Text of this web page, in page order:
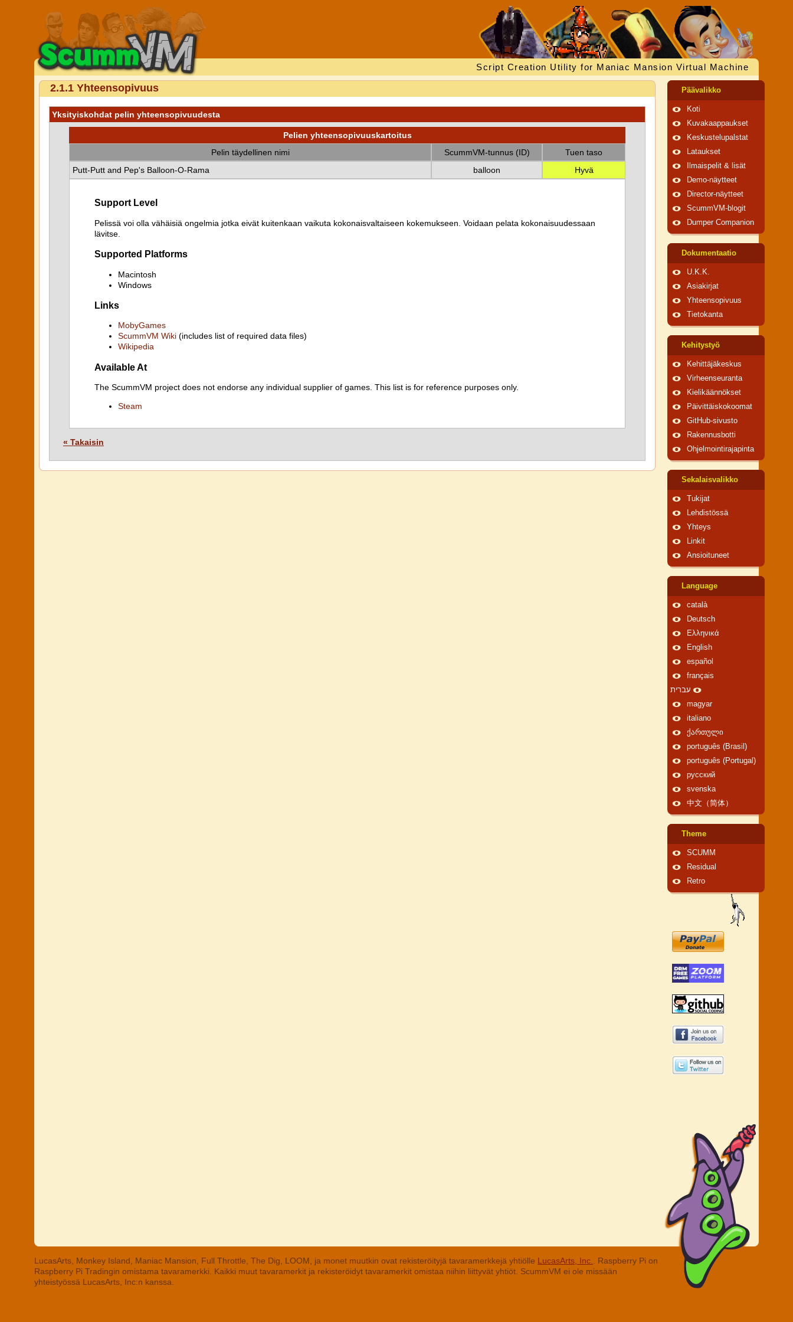
Script Creation Utility for Maniac Mansion Virtual Machine
2.1.1 Yhteensopivuus
Yksityiskohdat pelin yhteensopivuudesta
Pelien yhteensopivuuskartoitus
Pelin täydellinen nimi
ScummVM-tunnus (ID)
Tuen taso
Putt-Putt and Pep's Balloon-O-Rama
balloon Hyvä
Support Level
Pelissä voi olla vähäisiä ongelmia jotka eivät kuitenkaan vaikuta kokonaisvaltaiseen kokemukseen. Voidaan pelata kokonaisuudessaan
lävitse.
Supported Platforms
Macintosh
Windows
Links
MobyGames
ScummVM Wiki (includes list of required data files)
Wikipedia
Available At
The ScummVM project does not endorse any individual supplier of games. This list is for reference purposes only.
Steam
« Takaisin
Päävalikko
Koti
Kuvakaappaukset
Keskustelupalstat
Lataukset
Ilmaispelit & lisät
Demo-näytteet
Director-näytteet
ScummVM-blogit
Dumper Companion
Dokumentaatio
U.K.K.
Asiakirjat
Yhteensopivuus
Tietokanta
Kehitystyö
Kehittäjäkeskus
Virheenseuranta
Kielikäännökset
Päivittäiskokoomat
GitHub-sivusto
Rakennusbotti
Ohjelmointirajapinta
Sekalaisvalikko
Tukijat
Lehdistössä
Yhteys
Linkit
Ansioituneet
Language
català
Deutsch
Ελληνικά
English
español
français
עברית
magyar
italiano
ქართული
português (Brasil)
português (Portugal)
русский
svenska
中文（简体）
Theme
SCUMM
Residual
Retro
LucasArts, Monkey Island, Maniac Mansion, Full Throttle, The Dig, LOOM, ja monet muutkin ovat rekisteröityjä tavaramerkkejä yhtiölle LucasArts, Inc.
. Raspberry Pi on
Raspberry Pi Tradingin omistama tavaramerkki. Kaikki muut tavaramerkit ja rekisteröidyt tavaramerkit omistaa niihin liittyvät yhtiöt. ScummVM ei ole missään
yhteistyössä LucasArts, Inc:n kanssa.